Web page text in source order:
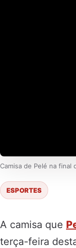
Camisa de Pelé na final
ESPORTES
A camisa que
terça-feira